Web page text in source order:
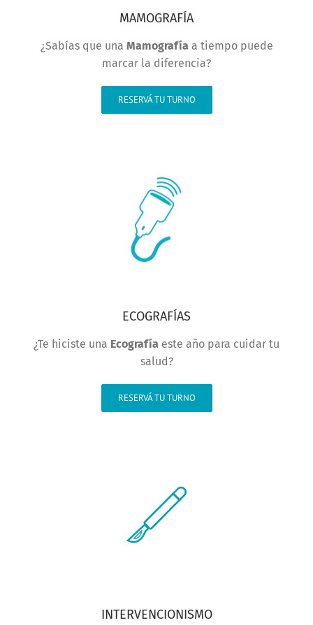
MAMOGRAFÍA
¿Sabías que una Mamografíaa tiempo puede
marcar la diferencia?
RESERVÁ TU TURNO
ECOGRAFÍAS
¿Te hiciste una Ecografía este año para cuidar tu
salud?
RESERVÁ TU TURNO
INTERVENCIONISMO